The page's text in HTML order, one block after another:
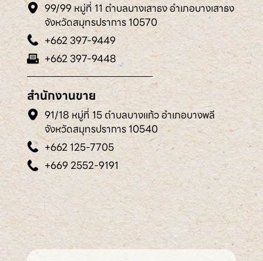
99/99 หมู่ที่ 11 ตำบลบางเสาธง อำเภอบางเสาธง
จังหวัดสมุทรปราการ 10570
+662 397-9449
+662 397-9448
สำนักงานขาย
91/18 หมู่ที่ 15 ตำบลบางแก้ว อำเภอบางพลี
จังหวัดสมุทรปราการ 10540
+662 125-7705
+669 2552-9191